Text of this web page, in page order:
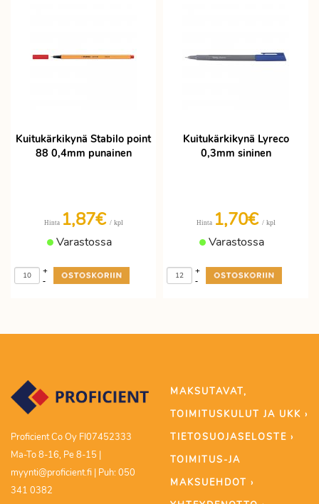
Kuitukärkikynä Stabilo point
88 0,4mm punainen
Hinta 1,87€ / kpl
Varastossa
-
+
Kuitukärkikynä Lyreco
0,3mm sininen
Hinta 1,70€ / kpl
Varastossa
-
+
Proficient Co Oy FI07452333
Ma-To 8-16, Pe 8-15 |
myynti@proficient.fi | Puh: 050
341 0382
MAKSUTAVAT,
TOIMITUSKULUT JA UKK ›
TIETOSUOJASELOSTE ›
TOIMITUS-JA
MAKSUEHDOT ›